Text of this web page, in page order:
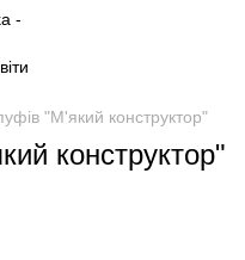
"М'який конструктор"
конструктор"